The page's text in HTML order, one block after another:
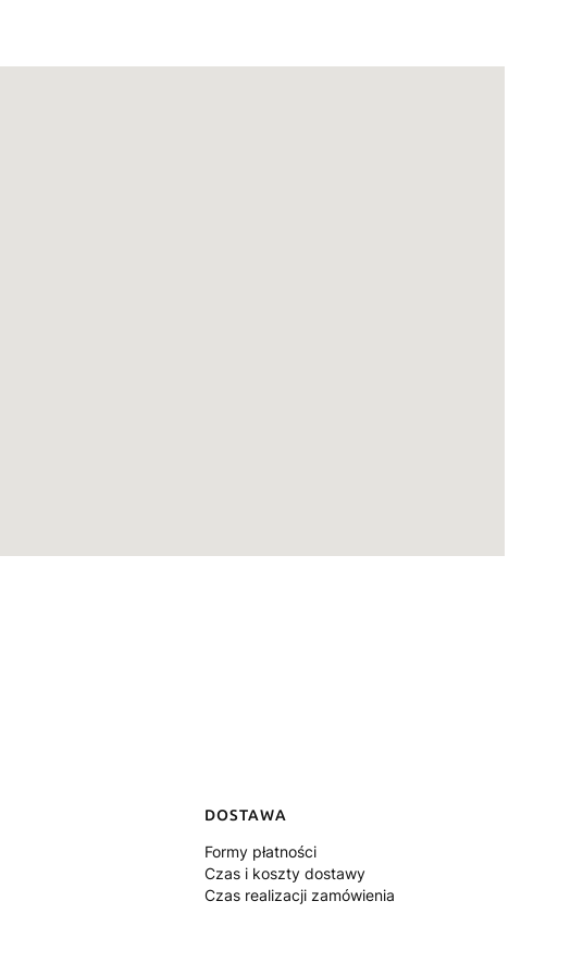
DOSTAWA
Formy płatności
Czas i koszty dostawy
Czas realizacji zamówienia